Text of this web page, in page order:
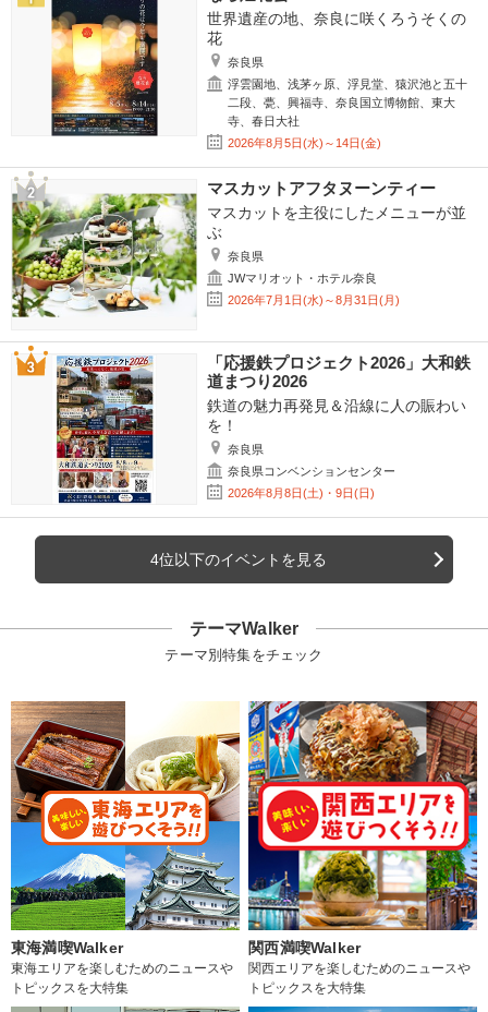
世界遺産の地、奈良に咲くろうそくの
花
奈良県
浮雲園地、浅茅ヶ原、浮見堂、猿沢池と五十
二段、甍、興福寺、奈良国立博物館、東大
寺、春日大社
2026年8月5日(水)～14日(金)
マスカットアフタヌーンティー
マスカットを主役にしたメニューが並
ぶ
奈良県
JWマリオット・ホテル奈良
2026年7月1日(水)～8月31日(月)
「応援鉄プロジェクト2026」大和鉄
道まつり2026
鉄道の魅力再発見＆沿線に人の賑わい
を！
奈良県
奈良県コンベンションセンター
2026年8月8日(土)・9日(日)
4位以下のイベントを見る
テーマWalker
テーマ別特集をチェック
東海満喫Walker
東海エリアを楽しむためのニュースや
トピックスを大特集
関西満喫Walker
関西エリアを楽しむためのニュースや
トピックスを大特集